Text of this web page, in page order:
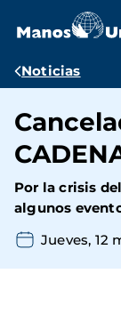
contenido
Ruta
Noticias
Por la crisis
algunos
Jueves, 12